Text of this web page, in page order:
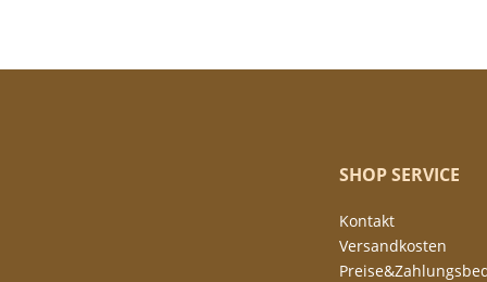
SHOP SERVICE
Kontakt
Versandkosten